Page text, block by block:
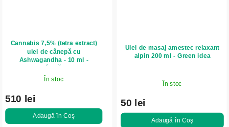
Cannabis 7,5% (tetra extract)
ulei de cânepă cu
Ashwagandha - 10 ml -
Trávniček
În stoc
510 lei
Adaugă în Coş
Ulei de masaj amestec relaxant
alpin 200 ml - Green idea
În stoc
50 lei
Adaugă în Coş